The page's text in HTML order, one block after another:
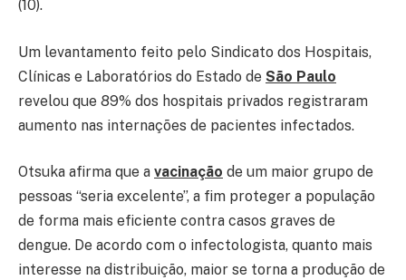
(10).
Um levantamento feito pelo Sindicato dos Hospitais,
Clínicas e Laboratórios do Estado de São Paulo
revelou que 89% dos hospitais privados registraram
aumento nas internações de pacientes infectados.
Otsuka afirma que a vacinação de um maior grupo de
pessoas “seria excelente”, a fim proteger a população
de forma mais eficiente contra casos graves de
dengue. De acordo com o infectologista, quanto mais
interesse na distribuição, maior se torna a produção de